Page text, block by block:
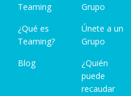
Teaming
¿Qué es
Teaming?
Blog
Grupo
Únete a un
Grupo
¿Quién
puede
recaudar